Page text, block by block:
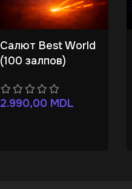
Салют Best World
(100 залпов)
2.990,00 MDL